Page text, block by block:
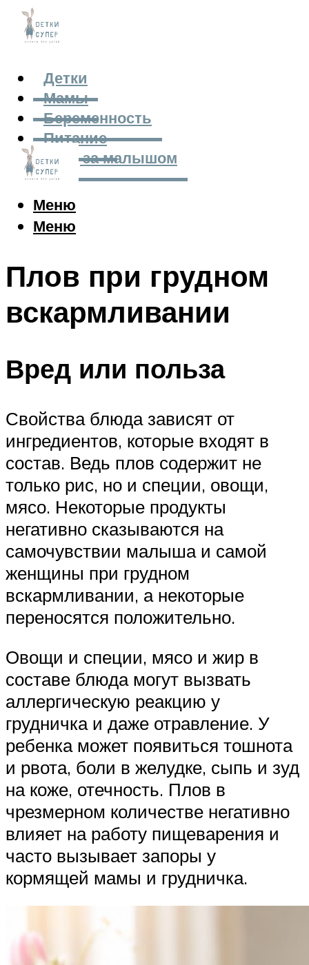
Детки
Мамы
Беременность
Питание
Уход за малышом
Меню
Меню
Плов при грудном
вскармливании
Вред или польза
Свойства блюда зависят от
ингредиентов, которые входят в
состав. Ведь плов содержит не
только рис, но и специи, овощи,
мясо. Некоторые продукты
негативно сказываются на
самочувствии малыша и самой
женщины при грудном
вскармливании, а некоторые
переносятся положительно.
Овощи и специи, мясо и жир в
составе блюда могут вызвать
аллергическую реакцию у
грудничка и даже отравление. У
ребенка может появиться тошнота
и рвота, боли в желудке, сыпь и зуд
на коже, отечность. Плов в
чрезмерном количестве негативно
влияет на работу пищеварения и
часто вызывает запоры у
кормящей мамы и грудничка.